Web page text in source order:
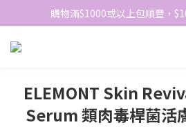
網站免費登記會員，會員優惠
購物滿$1000或以上包順豐，
網站免費登記會員，會員優惠價
ELEMONT Skin
Serum 類肉毒桿菌活